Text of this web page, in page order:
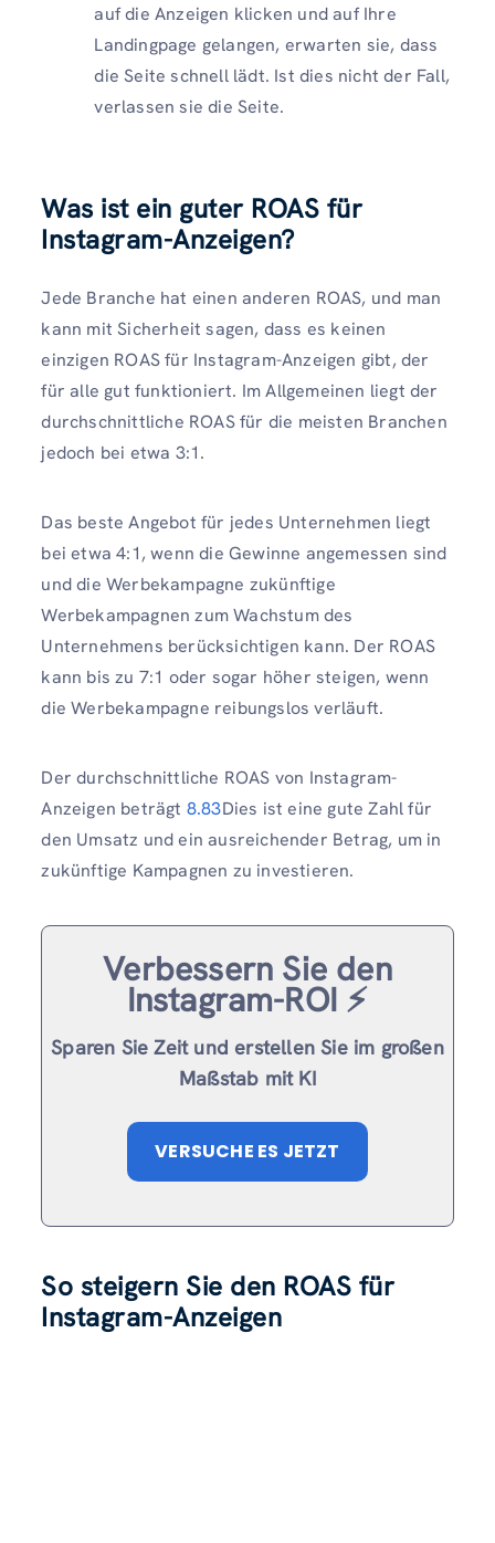
auf die Anzeigen klicken und auf Ihre
Landingpage gelangen, erwarten sie, dass
die Seite schnell lädt. Ist dies nicht der Fall,
verlassen sie die Seite.
Was ist ein guter ROAS für
Instagram-Anzeigen?
Jede Branche hat einen anderen ROAS, und man
kann mit Sicherheit sagen, dass es keinen
einzigen ROAS für Instagram-Anzeigen gibt, der
für alle gut funktioniert. Im Allgemeinen liegt der
durchschnittliche ROAS für die meisten Branchen
jedoch bei etwa 3:1.
Das beste Angebot für jedes Unternehmen liegt
bei etwa 4:1, wenn die Gewinne angemessen sind
und die Werbekampagne zukünftige
Werbekampagnen zum Wachstum des
Unternehmens berücksichtigen kann. Der ROAS
kann bis zu 7:1 oder sogar höher steigen, wenn
die Werbekampagne reibungslos verläuft.
Der durchschnittliche ROAS von Instagram-
Anzeigen beträgt 8.83Dies ist eine gute Zahl für
den Umsatz und ein ausreichender Betrag, um in
zukünftige Kampagnen zu investieren.
Verbessern Sie den
Instagram-ROI ⚡️
Sparen Sie Zeit und erstellen Sie im großen
Maßstab mit KI
VERSUCHE ES JETZT
So steigern Sie den ROAS für
Instagram-Anzeigen